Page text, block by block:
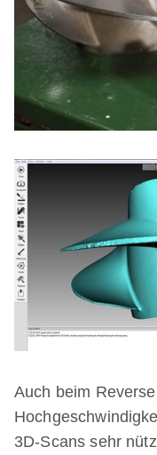
Auch beim
3D-Scans sehr